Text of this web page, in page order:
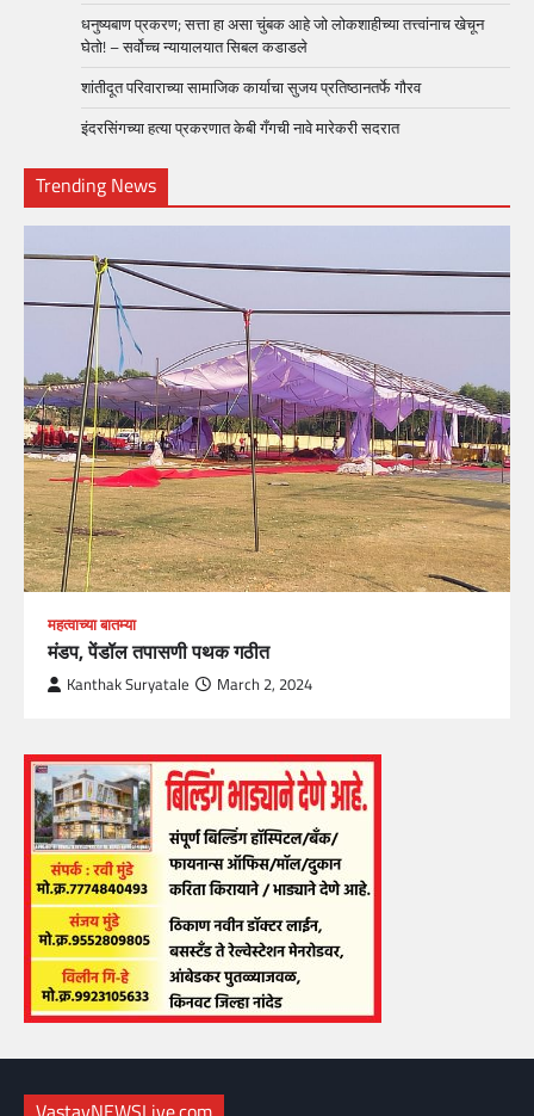
धनुष्यबाण प्रकरण; सत्ता हा असा चुंबक आहे जो लोकशाहीच्या तत्त्वांनाच खेचून
घेतो! – सर्वोच्च न्यायालयात सिबल कडाडले
शांतीदूत परिवाराच्या सामाजिक कार्याचा सुजय प्रतिष्ठानतर्फे गौरव
इंदरसिंगच्या हत्या प्रकरणात केबी गँगची नावे मारेकरी सदरात
Trending News
महत्वाच्या बातम्या
मंडप, पेंडॉल तपासणी पथक गठीत
Kanthak Suryatale March 2, 2024